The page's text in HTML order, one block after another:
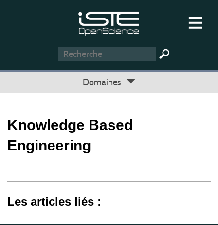
Domaines
Knowledge Based
Engineering
Les articles liés :